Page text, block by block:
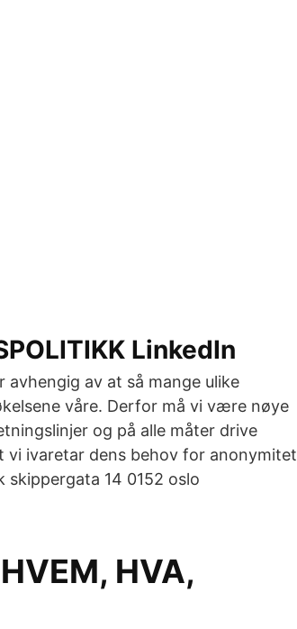
LinkedIn
av at så mange ulike
våre. Derfor må vi være nøye
og på alle måter drive
ivaretar dens behov for anonymitet
14 0152 oslo
HVA,